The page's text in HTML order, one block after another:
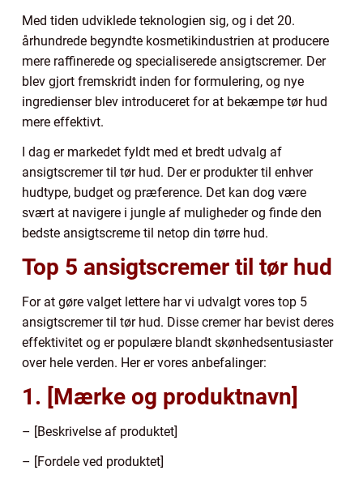
Med tiden udviklede teknologien sig, og i det 20.
århundrede begyndte kosmetikindustrien at producere
mere raffinerede og specialiserede ansigtscremer. Der
blev gjort fremskridt inden for formulering, og nye
ingredienser blev introduceret for at bekæmpe tør hud
mere effektivt.
I dag er markedet fyldt med et bredt udvalg af
ansigtscremer til tør hud. Der er produkter til enhver
hudtype, budget og præference. Det kan dog være
svært at navigere i jungle af muligheder og finde den
bedste ansigtscreme til netop din tørre hud.
Top 5 ansigtscremer til tør hud
For at gøre valget lettere har vi udvalgt vores top 5
ansigtscremer til tør hud. Disse cremer har bevist deres
effektivitet og er populære blandt skønhedsentusiaster
over hele verden. Her er vores anbefalinger:
1. [Mærke og produktnavn]
– [Beskrivelse af produktet]
– [Fordele ved produktet]